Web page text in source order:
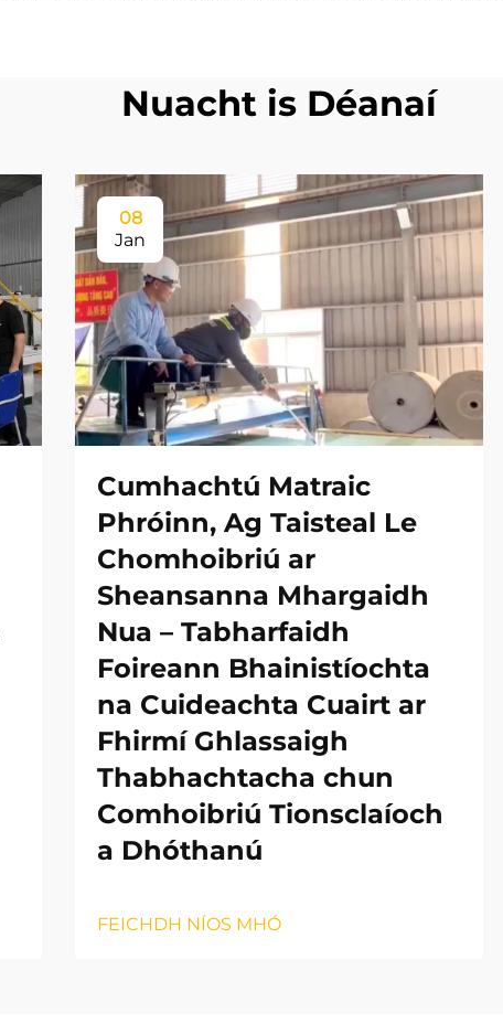
Nuacht is Déanaí
08
Jan
Cumhachtú Matraic
Phróinn, Ag Taisteal Le
Chomhoibriú ar
Sheansanna Mhargaidh
Nua – Tabharfaidh
Foireann Bhainistíochta
na Cuideachta Cuairt ar
Fhirmí Ghlassaigh
Thabhachtacha chun
Comhoibriú Tionsclaíoch
a Dhóthanú
FEICHDH NÍOS MHÓ